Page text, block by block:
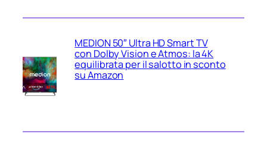
MEDION 50″ Ultra HD Smart TV
con Dolby Vision e Atmos: la 4K
equilibrata per il salotto in sconto
su Amazon